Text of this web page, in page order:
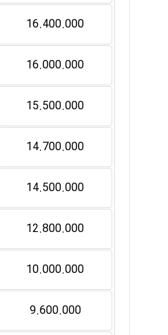
16.400.000
16.000.000
15.500.000
14.700.000
14.500.000
12.800.000
10.000.000
9.600.000